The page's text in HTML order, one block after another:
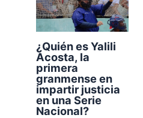
¿Quién es Yalili
Acosta, la
primera
granmense en
impartir justicia
en una Serie
Nacional?